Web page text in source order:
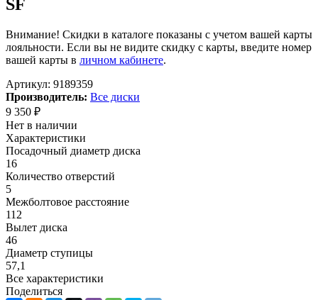
SF
Внимание! Скидки в каталоге показаны с учетом вашей карты
лояльности. Если вы не видите скидку с карты, введите номер
вашей карты в личном кабинете.
Артикул: 9189359
Производитель: Все диски
9 350 ₽
Нет в наличии
Характеристики
Посадочный диаметр диска
16
Количество отверстий
5
Межболтовое расстояние
112
Вылет диска
46
Диаметр ступицы
57,1
Все характеристики
Поделиться